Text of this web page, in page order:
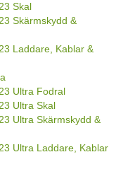
Skal
Skärmskydd &
Laddare, Kablar &
Ultra Fodral
Ultra Skal
Ultra Skärmskydd &
Ultra Laddare, Kablar